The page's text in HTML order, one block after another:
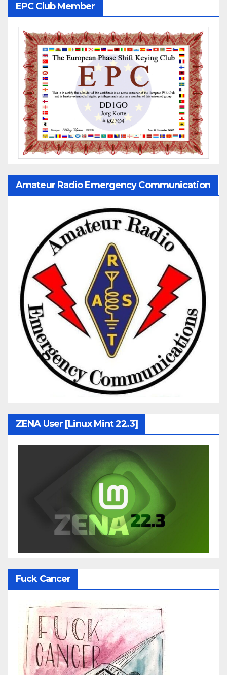
EPC Club Member
Amateur Radio Emergency Communication
ZENA User [Linux Mint 22.3]
Fuck Cancer